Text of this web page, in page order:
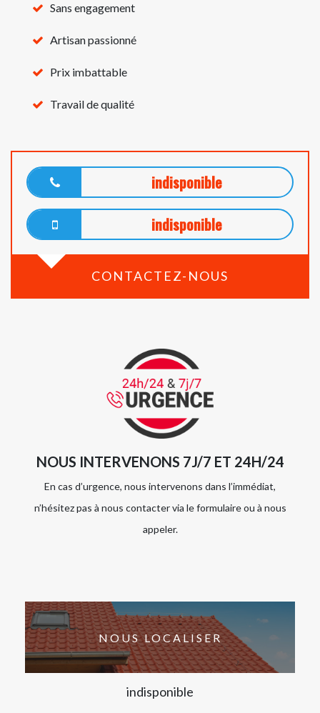
Sans engagement
Artisan passionné
Prix imbattable
Travail de qualité
indisponible
indisponible
CONTACTEZ-NOUS
NOUS INTERVENONS 7J/7 ET 24H/24
En cas d’urgence, nous intervenons dans l’immédiat,
n’hésitez pas à nous contacter via le formulaire ou à nous
appeler.
NOUS LOCALISER
indisponible